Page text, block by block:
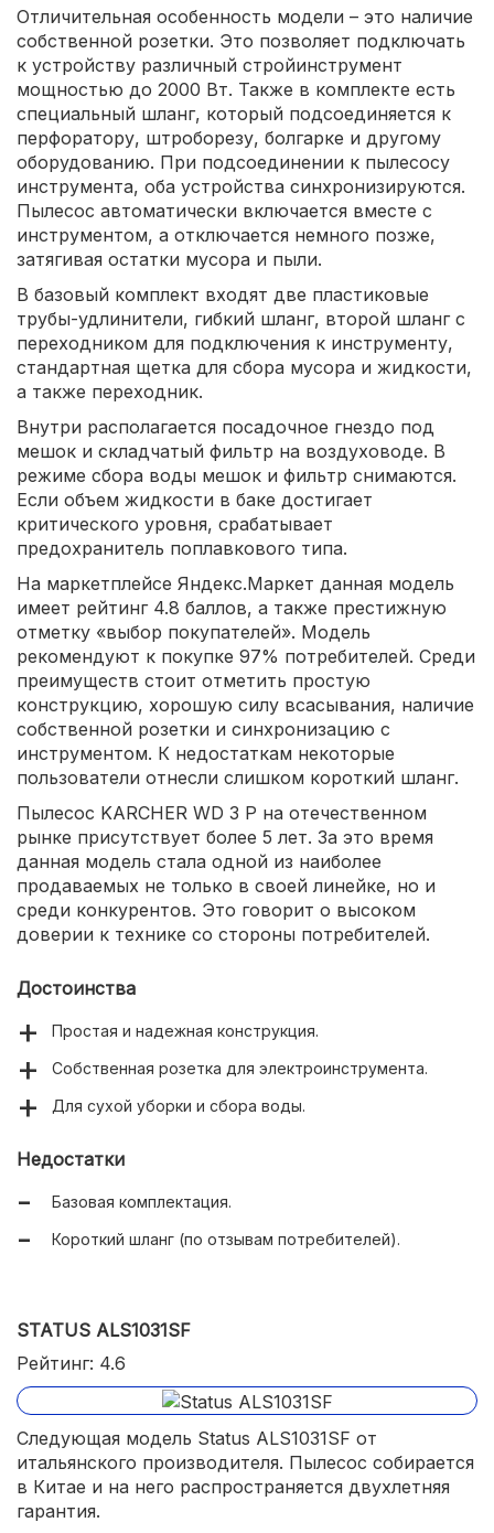
Отличительная особенность модели – это наличие
собственной розетки. Это позволяет подключать
к устройству различный стройинструмент
мощностью до 2000 Вт. Также в комплекте есть
специальный шланг, который подсоединяется к
перфоратору, штроборезу, болгарке и другому
оборудованию. При подсоединении к пылесосу
инструмента, оба устройства синхронизируются.
Пылесос автоматически включается вместе с
инструментом, а отключается немного позже,
затягивая остатки мусора и пыли.
В базовый комплект входят две пластиковые
трубы-удлинители, гибкий шланг, второй шланг с
переходником для подключения к инструменту,
стандартная щетка для сбора мусора и жидкости,
а также переходник.
Внутри располагается посадочное гнездо под
мешок и складчатый фильтр на воздуховоде. В
режиме сбора воды мешок и фильтр снимаются.
Если объем жидкости в баке достигает
критического уровня, срабатывает
предохранитель поплавкового типа.
На маркетплейсе Яндекс.Маркет данная модель
имеет рейтинг 4.8 баллов, а также престижную
отметку «выбор покупателей». Модель
рекомендуют к покупке 97% потребителей. Среди
преимуществ стоит отметить простую
конструкцию, хорошую силу всасывания, наличие
собственной розетки и синхронизацию с
инструментом. К недостаткам некоторые
пользователи отнесли слишком короткий шланг.
Пылесос KARCHER WD 3 P на отечественном
рынке присутствует более 5 лет. За это время
данная модель стала одной из наиболее
продаваемых не только в своей линейке, но и
среди конкурентов. Это говорит о высоком
доверии к технике со стороны потребителей.
Достоинства
Простая и надежная конструкция.
Собственная розетка для электроинструмента.
Для сухой уборки и сбора воды.
Недостатки
Базовая комплектация.
Короткий шланг (по отзывам потребителей).
STATUS ALS1031SF
Рейтинг: 4.6
Следующая модель Status ALS1031SF от
итальянского производителя. Пылесос собирается
в Китае и на него распространяется двухлетняя
гарантия.